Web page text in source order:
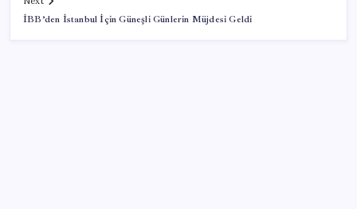
İBB’den İstanbul İçin Güneşli Günlerin Müjdesi Geldi